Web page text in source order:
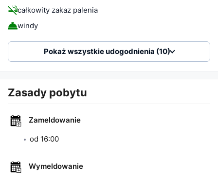
całkowity zakaz palenia
windy
Pokaż wszystkie udogodnienia (10)
Zasady pobytu
Zameldowanie
od 16:00
Wymeldowanie